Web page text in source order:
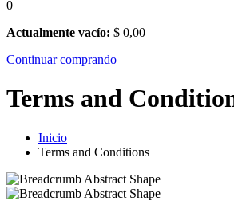
0
Actualmente vacío: $ 0,00
Continuar comprando
Terms and
Inicio
Terms and Conditions